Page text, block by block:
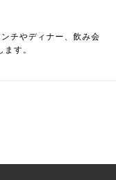
チやディナー、飲み会
す。